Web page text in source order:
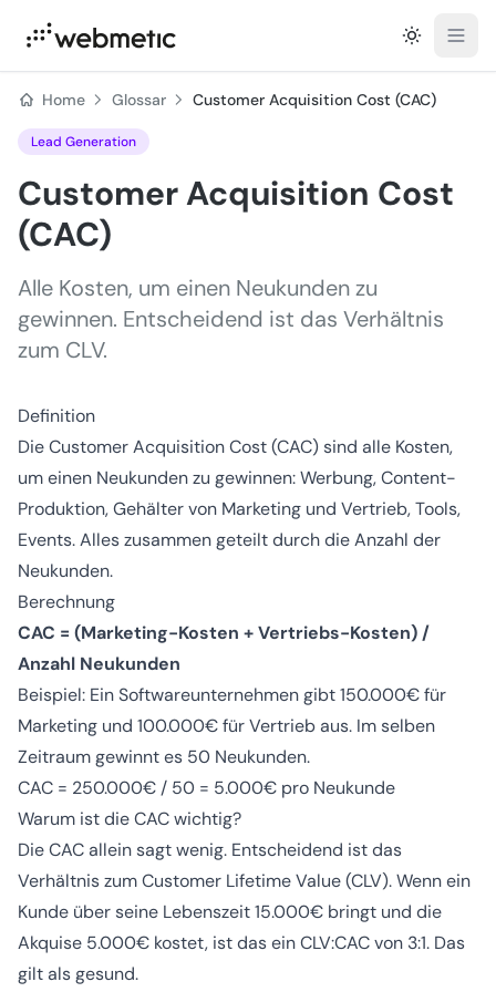
Home Glossar Customer Acquisition Cost (CAC)
Lead Generation
Customer Acquisition Cost
(CAC)
Alle Kosten, um einen Neukunden zu
gewinnen. Entscheidend ist das Verhältnis
zum CLV.
Definition
Die Customer Acquisition Cost (CAC) sind alle Kosten,
um einen Neukunden zu gewinnen: Werbung, Content-
Produktion, Gehälter von Marketing und Vertrieb, Tools,
Events. Alles zusammen geteilt durch die Anzahl der
Neukunden.
Berechnung
CAC = (Marketing-Kosten + Vertriebs-Kosten) /
Anzahl Neukunden
Beispiel: Ein Softwareunternehmen gibt 150.000€ für
Marketing und 100.000€ für Vertrieb aus. Im selben
Zeitraum gewinnt es 50 Neukunden.
CAC = 250.000€ / 50 = 5.000€ pro Neukunde
Warum ist die CAC wichtig?
Die CAC allein sagt wenig. Entscheidend ist das
Verhältnis zum Customer Lifetime Value (CLV). Wenn ein
Kunde über seine Lebenszeit 15.000€ bringt und die
Akquise 5.000€ kostet, ist das ein CLV:CAC von 3:1. Das
gilt als gesund.